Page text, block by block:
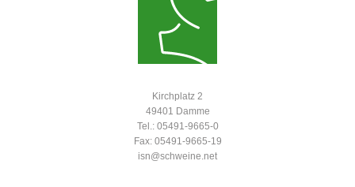
Kirchplatz 2
49401 Damme
Tel.: 05491-9665-0
Fax: 05491-9665-19
isn@schweine.net